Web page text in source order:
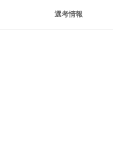
選考情報